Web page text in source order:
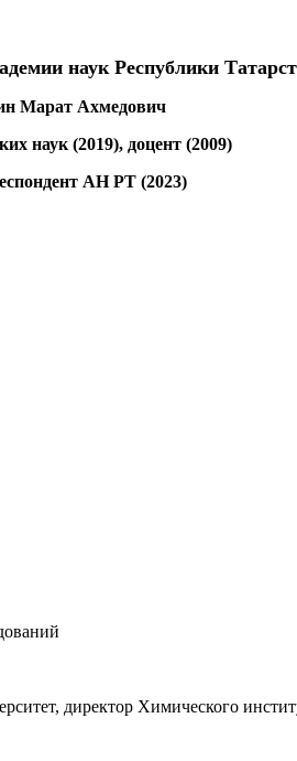
наук Республики
Марат Ахмедович
наук (2019), доцент (2009)
АН РТ (2023)
директор Химического